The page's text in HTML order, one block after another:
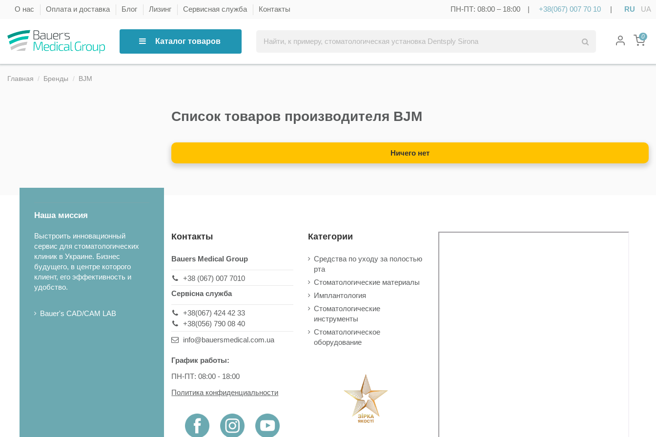
О нас Оплата и доставка Блог Лизинг Сервисная служба Контакты ПН-ПТ: 08:00 – 18:00 | +38(067) 007 70 10 | RU UA
Каталог товаров
0
Главная Бренды BJM
Список товаров производителя BJM
Ничего нет
Наша миссия
Выстроить инновационный
сервис для стоматологических
клиник в Украине. Бизнес
будущего, в центре которого
клиент, его эффективность и
удобство.
Bauer's CAD/CAM LAB
Контакты
Bauers Medical Group
+38 (067) 007 7010
Сервісна служба
+38(067) 424 42 33
+38(056) 790 08 40
info@bauersmedical.com.ua
График работы:
ПН-ПТ: 08:00 - 18:00
Политика конфиденциальности
Категории
Средства по уходу за полостью
рта
Стоматологические материалы
Имплантология
Стоматологические
инструменты
Стоматологическое
оборудование